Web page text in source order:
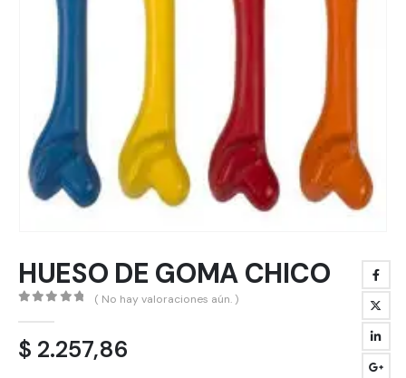
HUESO DE GOMA CHICO
( No hay valoraciones aún. )
$ 2.257,86